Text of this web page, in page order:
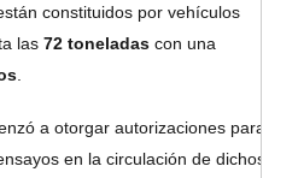
constituidos por vehículos
las 72 toneladas con una
a otorgar autorizaciones para
en la circulación de dichos